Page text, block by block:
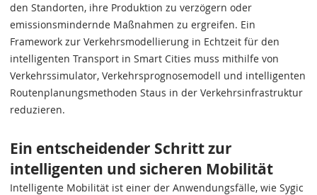
den Standorten, ihre Produktion zu verzögern oder
emissionsmindernde Maßnahmen zu ergreifen. Ein
Framework zur Verkehrsmodellierung in Echtzeit für den
intelligenten Transport in Smart Cities muss mithilfe von
Verkehrssimulator, Verkehrsprognosemodell und intelligenten
Routenplanungsmethoden Staus in der Verkehrsinfrastruktur
reduzieren.
Ein entscheidender Schritt zur
intelligenten und sicheren Mobilität
Intelligente Mobilität ist einer der Anwendungsfälle, wie Sygic